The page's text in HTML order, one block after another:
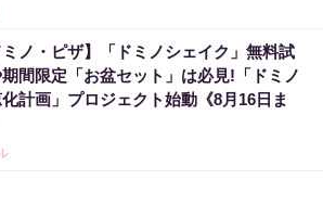
ミノ・ピザ】「ドミノシェイク」無料試
間限定「お盆セット」は必見!「ドミノ
計画」プロジェクト始動《8月16日ま